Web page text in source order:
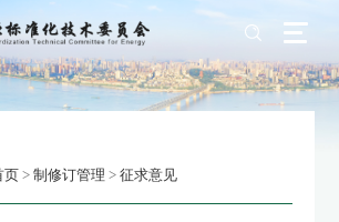
页 > 制修订管理 > 征求意见